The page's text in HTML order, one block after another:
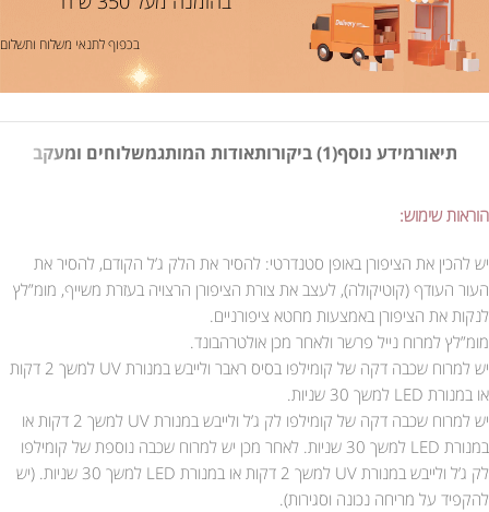
בכפוף לתנאי משלוח ותשלום
תיאורמידע נוסף(1) ביקורות אודות המותגמשלוחים ומעקב
הוראות שימוש:
יש להכין את הציפורן באופן סטנדרטי: להסיר את הלק ג’ל הקודם, להסיר את
העור העודף (קוטיקולה), לעצב את צורת הציפורן הרצויה בעזרת משייף, מומ”לץ
לנקות את הציפורן באמצעות מחטא ציפורניים.
מומ”לץ למרוח נייל פרשר ולאחר מכן אולטרהבונד.
יש למרוח שכבה דקה של קומילפו בסיס ראבר ולייבש במנורת UV למשך 2 דקות
או במנורת LED למשך 30 שניות.
יש למרוח שכבה דקה של קומילפו לק ג’ל ולייבש במנורת UV למשך 2 דקות או
במנורת LED למשך 30 שניות. לאחר מכן יש למרוח שכבה נוספת של קומילפו
לק ג’ל ולייבש במנורת UV למשך 2 דקות או במנורת LED למשך 30 שניות. (יש
להקפיד על מריחה נכונה וסגירות).